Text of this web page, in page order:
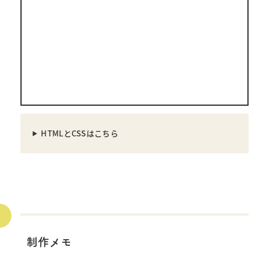
HTMLとCSSはこちら
制作メモ